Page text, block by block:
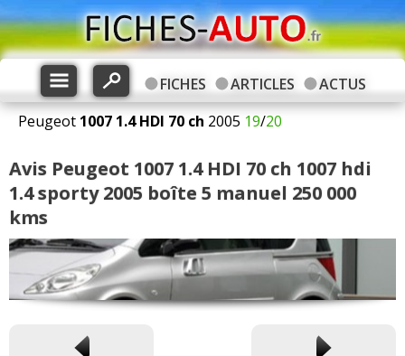
FICHES ARTICLES
ACTUS
Peugeot 1007 1.4 HDI 70 ch 2005 19/20
Avis Peugeot 1007 1.4 HDI 70 ch 1007 hdi
1.4 sporty 2005 boîte 5 manuel 250 000
kms